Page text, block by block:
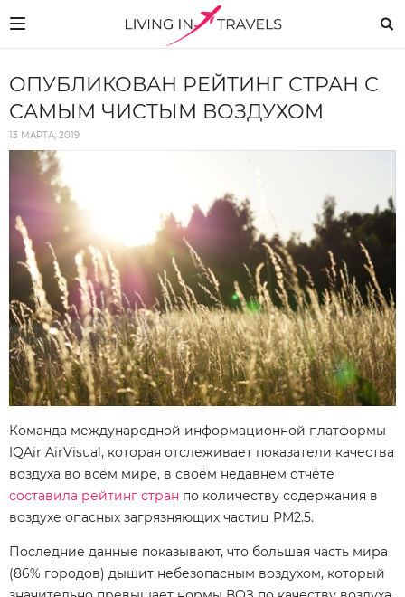
ОПУБЛИКОВАН РЕЙТИНГ СТРАН С
САМЫМ ЧИСТЫМ ВОЗДУХОМ
13 МАРТА, 2019
Команда международной информационной платформы
IQAir AirVisual, которая отслеживает показатели качества
воздуха во всём мире, в своём недавнем отчёте
составила рейтинг стран по количеству содержания в
воздухе опасных загрязняющих частиц PM2.5.
Последние данные показывают, что большая часть мира
(86% городов) дышит небезопасным воздухом, который